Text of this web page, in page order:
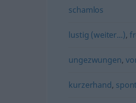
schamlos
lustig (weiter...),
ungezwungen,
kurzerhand,